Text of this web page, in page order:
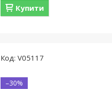
Купити
V05117
–30%